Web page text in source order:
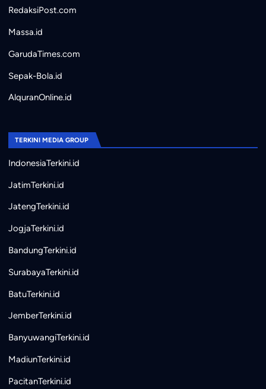
RedaksiPost.com
Massa.id
GarudaTimes.com
Sepak-Bola.id
AlquranOnline.id
TERKINI MEDIA GROUP
IndonesiaTerkini.id
JatimTerkini.id
JatengTerkini.id
JogjaTerkini.id
BandungTerkini.id
SurabayaTerkini.id
BatuTerkini.id
JemberTerkini.id
BanyuwangiTerkini.id
MadiunTerkini.id
PacitanTerkini.id